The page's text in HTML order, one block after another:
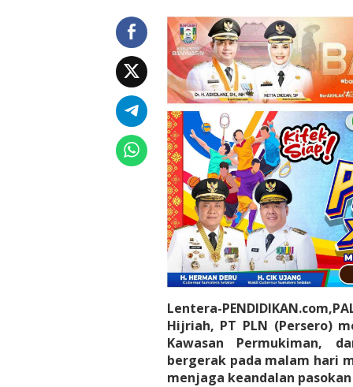
a
s
P
e
r
k
i
m
t
a
m
P
a
l
e
m
b
a
n
B
e
g
e
r
Lentera-
Hijriah, PT PLN (Persero)
Kawasan Permukiman,
bergerak pada malam hari
menjaga keandalan